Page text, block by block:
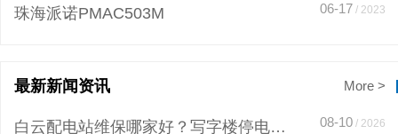
珠海派诺PMAC503M 06-17 / 2023
最新新闻资讯 More >
白云配电站维保哪家好？写字楼停电2小时，物业才懂预防性维保的重要性 08-10 / 2026